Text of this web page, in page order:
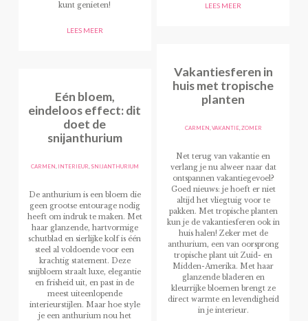
kunt genieten!
LEES MEER
Eén bloem,
eindeloos effect: dit
doet de
snijanthurium
CARMEN INTERIEUR SNIJANTHURIUM
De anthurium is een bloem die
geen grootse entourage nodig
heeft om indruk te maken. Met
haar glanzende, hartvormige
schutblad en sierlijke kolf is één
steel al voldoende voor een
krachtig statement. Deze
snijbloem straalt luxe, elegantie
en frisheid uit, en past in de
meest uiteenlopende
interieurstijlen. Maar hoe style
je een anthurium nou het
LEES MEER
Vakantiesferen in
huis met tropische
planten
CARMEN VAKANTIE, ZOMER
Net terug van vakantie en
verlang je nu alweer naar dat
ontspannen vakantiegevoel?
Goed nieuws: je hoeft er niet
altijd het vliegtuig voor te
pakken. Met tropische planten
kun je de vakantiesferen ook in
huis halen! Zeker met de
anthurium, een van oorsprong
tropische plant uit Zuid- en
Midden-Amerika. Met haar
glanzende bladeren en
kleurrijke bloemen brengt ze
direct warmte en levendigheid
in je interieur.